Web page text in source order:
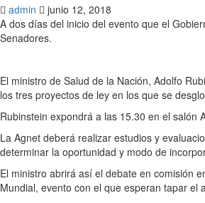
admin
junio 12, 2018
A dos días del inicio del evento que el
Senadores.
El ministro de Salud de la Nación, Adolfo
los tres proyectos de ley en los que se
Rubinstein expondrá a las 15.30 en el salón
La Agnet deberá realizar estudios y
determinar la oportunidad y modo de
El ministro abrirá así el debate en comisión
Mundial, evento con el que esperan tapar el